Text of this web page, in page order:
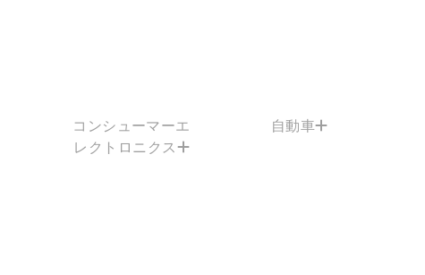
コンシューマーエ
レクトロニクス
自動車